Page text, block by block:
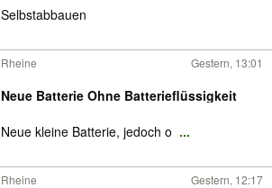
Selbstabbauen
Rheine Gestern, 13:01
Neue Batterie Ohne Batterieflüssigkeit
Neue kleine Batterie, jedoch o ...
Rheine Gestern, 12:17